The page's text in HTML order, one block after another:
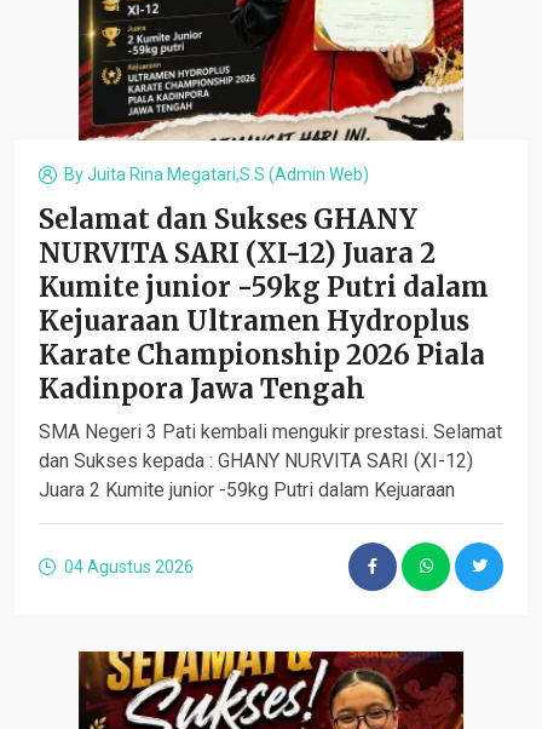
ByJuita Rina Megatari,S.S (admin Web)
Selamat dan Sukses GHANY
NURVITA SARI (XI-12) Juara 2
Kumite junior -59kg Putri dalam
Kejuaraan Ultramen Hydroplus
Karate Championship 2026 Piala
Kadinpora Jawa Tengah
SMA Negeri 3 Pati kembali mengukir prestasi. Selamat
dan Sukses kepada : GHANY NURVITA SARI (XI-12)
Juara 2 Kumite junior -59kg Putri dalam Kejuaraan
04 Agustus 2026